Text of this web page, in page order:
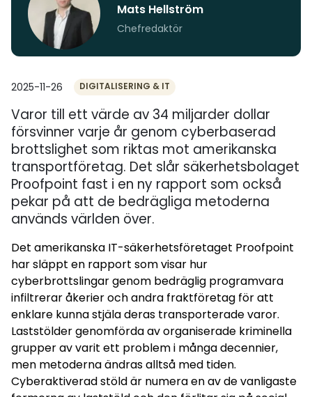
Mats Hellström
Chefredaktör
2025-11-26 DIGITALISERING & IT
Varor till ett värde av 34 miljarder dollar
försvinner varje år genom cyberbaserad
brottslighet som riktas mot amerikanska
transportföretag. Det slår säkerhetsbolaget
Proofpoint fast i en ny rapport som också
pekar på att de bedrägliga metoderna
används världen över.
Det amerikanska IT-säkerhetsföretaget Proofpoint
har släppt en rapport som visar hur
cyberbrottslingar genom bedräglig programvara
infiltrerar åkerier och andra fraktföretag för att
enklare kunna stjäla deras transporterade varor.
Laststölder genomförda av organiserade kriminella
grupper av varit ett problem i många decennier,
men metoderna ändras alltså med tiden.
Cyberaktiverad stöld är numera en av de vanligaste